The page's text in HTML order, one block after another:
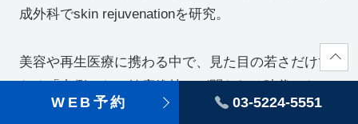
成外科でskin rejuvenationを研究。
美容や再生医療に携わる中で、見た目の若さだけで
ていると感じています。
WEB予約 03-5224-5551